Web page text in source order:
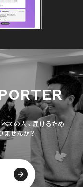
ての人に届けるため
ませんか？